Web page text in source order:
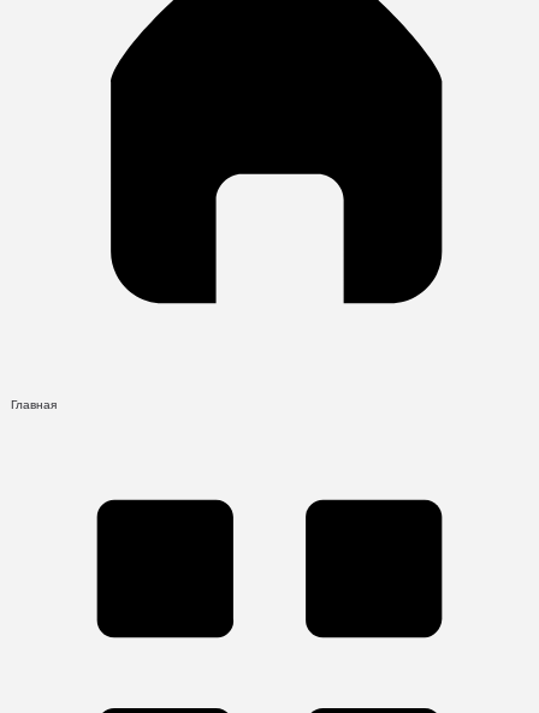
Главная